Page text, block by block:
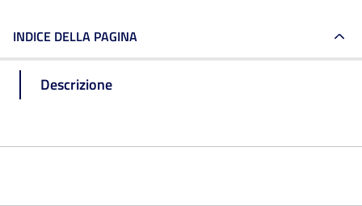
INDICE DELLA PAGINA
Descrizione